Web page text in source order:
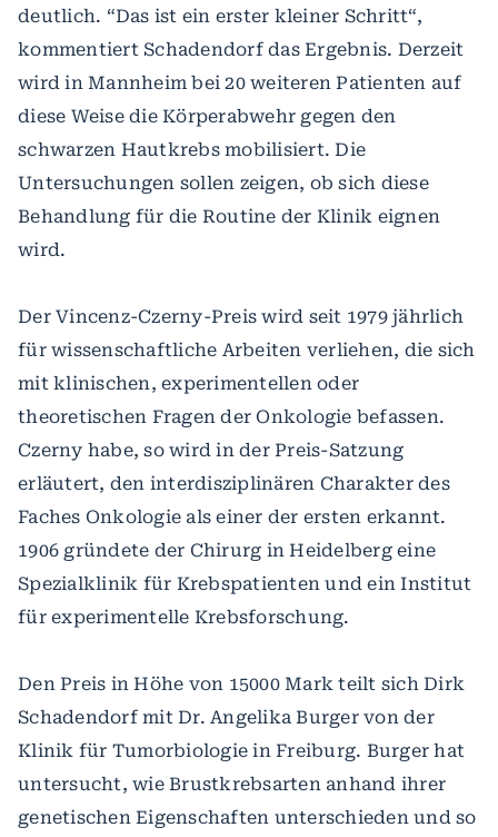
deutlich. “Das ist ein erster kleiner Schritt“,
kommentiert Schadendorf das Ergebnis. Derzeit
wird in Mannheim bei 20 weiteren Patienten auf
diese Weise die Körperabwehr gegen den
schwarzen Hautkrebs mobilisiert. Die
Untersuchungen sollen zeigen, ob sich diese
Behandlung für die Routine der Klinik eignen
wird.
Der Vincenz-Czerny-Preis wird seit 1979 jährlich
für wissenschaftliche Arbeiten verliehen, die sich
mit klinischen, experimentellen oder
theoretischen Fragen der Onkologie befassen.
Czerny habe, so wird in der Preis-Satzung
erläutert, den interdisziplinären Charakter des
Faches Onkologie als einer der ersten erkannt.
1906 gründete der Chirurg in Heidelberg eine
Spezialklinik für Krebspatienten und ein Institut
für experimentelle Krebsforschung.
Den Preis in Höhe von 15000 Mark teilt sich Dirk
Schadendorf mit Dr. Angelika Burger von der
Klinik für Tumorbiologie in Freiburg. Burger hat
untersucht, wie Brustkrebsarten anhand ihrer
genetischen Eigenschaften unterschieden und so